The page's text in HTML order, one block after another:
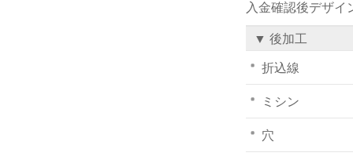
入金確認後デザイ
▼ 後加工
折込線
ミシン
穴